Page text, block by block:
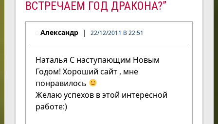
ВСТРЕЧАЕМ ГОД ДРАКОНА?”
Александр 22/12/2011 В 22:51
Наталья С наступающим Новым
Годом! Хороший сайт , мне
понравилось
Желаю успехов в этой интересной
работе:)